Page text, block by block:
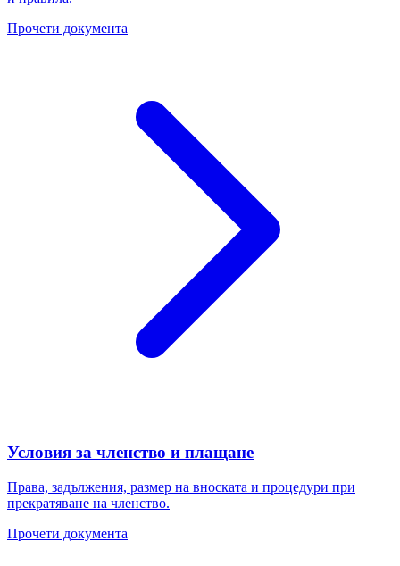
Прочети документа
Условия за членство и плащане
Права, задължения, размер на вноската и процедури при
прекратяване на членство.
Прочети документа